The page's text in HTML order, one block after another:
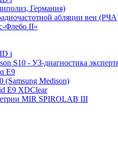
Германия)
абляции вен
Флебо II»
i
S10 - УЗ-диагностика
E9
(Samsung Medison)
E9 XDClear
MIR SPIROLAB III